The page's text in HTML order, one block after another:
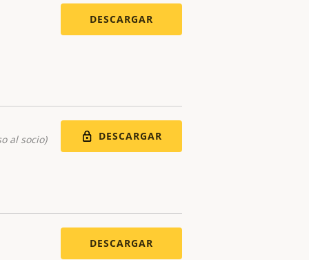
DESCARGAR
al socio) DESCARGAR
DESCARGAR